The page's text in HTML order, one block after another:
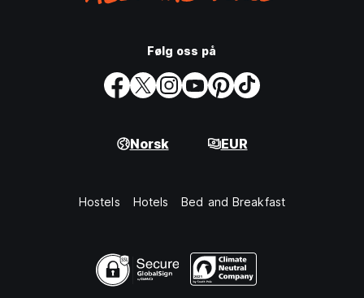
Følg oss på
Norsk EUR
Hostels Hotels Bed and Breakfast